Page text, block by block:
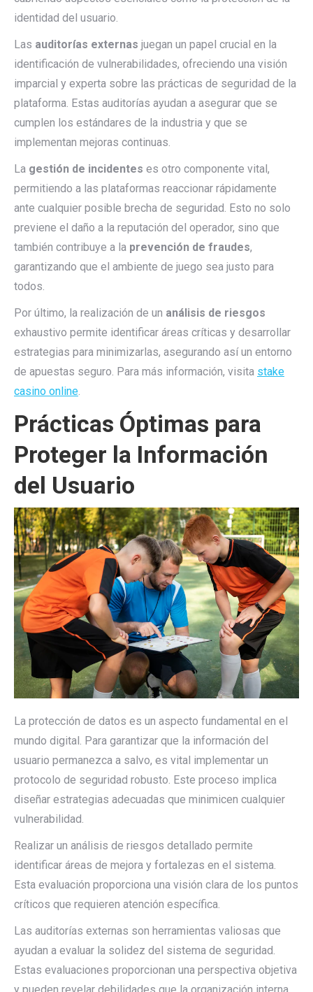
identidad del usuario.
Las auditorías externas juegan un papel crucial en la
identificación de vulnerabilidades, ofreciendo una visión
imparcial y experta sobre las prácticas de seguridad de la
plataforma. Estas auditorías ayudan a asegurar que se
cumplen los estándares de la industria y que se
implementan mejoras continuas.
La gestión de incidentes es otro componente vital,
permitiendo a las plataformas reaccionar rápidamente
ante cualquier posible brecha de seguridad. Esto no solo
previene el daño a la reputación del operador, sino que
también contribuye a la prevención de fraudes,
garantizando que el ambiente de juego sea justo para
todos.
Por último, la realización de un análisis de riesgos
exhaustivo permite identificar áreas críticas y desarrollar
estrategias para minimizarlas, asegurando así un entorno
de apuestas seguro. Para más información, visita stake
casino online.
Prácticas Óptimas para
Proteger la Información
del Usuario
La protección de datos es un aspecto fundamental en el
mundo digital. Para garantizar que la información del
usuario permanezca a salvo, es vital implementar un
protocolo de seguridad robusto. Este proceso implica
diseñar estrategias adecuadas que minimicen cualquier
vulnerabilidad.
Realizar un análisis de riesgos detallado permite
identificar áreas de mejora y fortalezas en el sistema.
Esta evaluación proporciona una visión clara de los puntos
críticos que requieren atención específica.
Las auditorías externas son herramientas valiosas que
ayudan a evaluar la solidez del sistema de seguridad.
Estas evaluaciones proporcionan una perspectiva objetiva